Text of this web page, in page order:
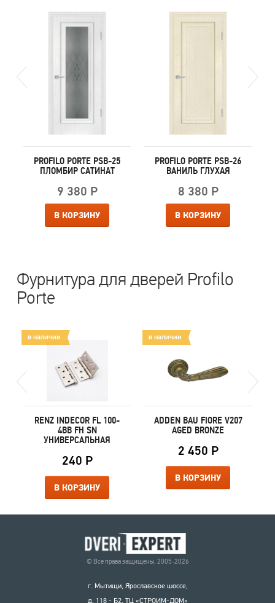
PROFILO PORTE PSB-25
ПЛОМБИР САТИНАТ
9 380 Р
В КОРЗИНУ
PROFILO PORTE PSB-26
ВАНИЛЬ ГЛУХАЯ
8 380 Р
В КОРЗИНУ
Фурнитура для дверей Profilo
Porte
в наличии
RENZ INDECOR FL 100-
4BB FH SN
УНИВЕРСАЛЬНАЯ
240 Р
В КОРЗИНУ
в наличии
ADDEN BAU FIORE V207
AGED BRONZE
2 450 Р
В КОРЗИНУ
© Все права защищены. 2005-2026
г. Мытищи, Ярославское шоссе,
д. 118 - Б2. ТЦ «СТРОИМ-ДОМ»